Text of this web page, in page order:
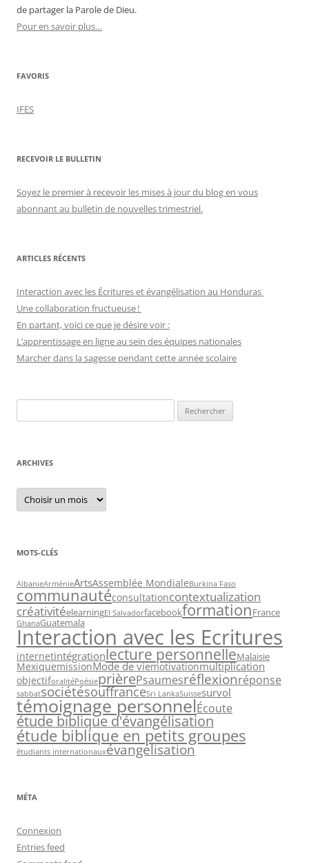
de partager la Parole de Dieu.
Pour en savoir plus…
FAVORIS
IFES
RECEVOIR LE BULLETIN
Soyez le premier à recevoir les mises à jour du blog en vous
abonnant au bulletin de nouvelles trimestriel.
ARTICLES RÉCENTS
Interaction avec les Écritures et évangélisation au Honduras
Une collaboration fructueuse !
En partant, voici ce que je désire voir :
L’apprentissage en ligne au sein des équipes nationales
Marcher dans la sagesse pendant cette année scolaire
pour :
ARCHIVES
Archives
MOTS-CLÉS
AlbanieArménieArtsAssemblée MondialeBurkina Faso
communautéconsultationcontextualization
créativitéelearningEl SalvadorfacebookformationFrance
GhanaGuatemala
Interaction avec les Ecritures
internetintégrationlecture personnelleMalaisie
MexiquemissionMode de viemotivationmultiplication
objectiforalitéPoésieprièrePsaumesréflexionréponse
sabbatsociétésouffranceSri LankaSuissesurvol
témoignage personnelÉcoute
étude biblique d'évangélisation
étude biblique en petits groupes
étudiants internationauxévangélisation
MÉTA
Connexion
Entries feed